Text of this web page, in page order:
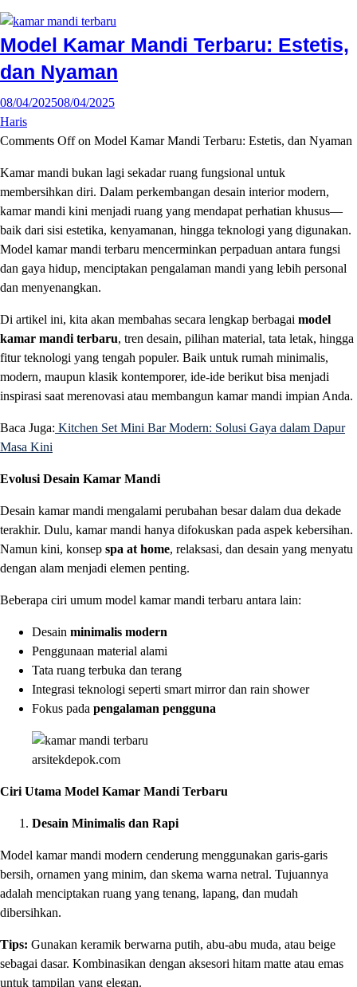
Model Kamar Mandi Terbaru: Estetis,
dan Nyaman
08/04/202508/04/2025
Haris
Comments Offon Model Kamar Mandi Terbaru: Estetis, dan Nyaman
Kamar mandi bukan lagi sekadar ruang fungsional untuk
membersihkan diri. Dalam perkembangan desain interior modern,
kamar mandi kini menjadi ruang yang mendapat perhatian khusus—
baik dari sisi estetika, kenyamanan, hingga teknologi yang digunakan.
Model kamar mandi terbaru mencerminkan perpaduan antara fungsi
dan gaya hidup, menciptakan pengalaman mandi yang lebih personal
dan menyenangkan.
Di artikel ini, kita akan membahas secara lengkap berbagai model
kamar mandi terbaru, tren desain, pilihan material, tata letak, hingga
fitur teknologi yang tengah populer. Baik untuk rumah minimalis,
modern, maupun klasik kontemporer, ide-ide berikut bisa menjadi
inspirasi saat merenovasi atau membangun kamar mandi impian Anda.
Baca Juga: Kitchen Set Mini Bar Modern: Solusi Gaya dalam Dapur
Masa Kini
Evolusi Desain Kamar Mandi
Desain kamar mandi mengalami perubahan besar dalam dua dekade
terakhir. Dulu, kamar mandi hanya difokuskan pada aspek kebersihan.
Namun kini, konsep spa at home, relaksasi, dan desain yang menyatu
dengan alam menjadi elemen penting.
Beberapa ciri umum model kamar mandi terbaru antara lain:
Desain minimalis modern
Penggunaan material alami
Tata ruang terbuka dan terang
Integrasi teknologi seperti smart mirror dan rain shower
Fokus pada pengalaman pengguna
arsitekdepok.com
Ciri Utama Model Kamar Mandi Terbaru
Desain Minimalis dan Rapi
Model kamar mandi modern cenderung menggunakan garis-garis
bersih, ornamen yang minim, dan skema warna netral. Tujuannya
adalah menciptakan ruang yang tenang, lapang, dan mudah
dibersihkan.
Tips: Gunakan keramik berwarna putih, abu-abu muda, atau beige
sebagai dasar. Kombinasikan dengan aksesori hitam matte atau emas
untuk tampilan yang elegan.